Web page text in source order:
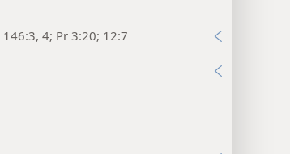
4; Pr 3:20; 12:7